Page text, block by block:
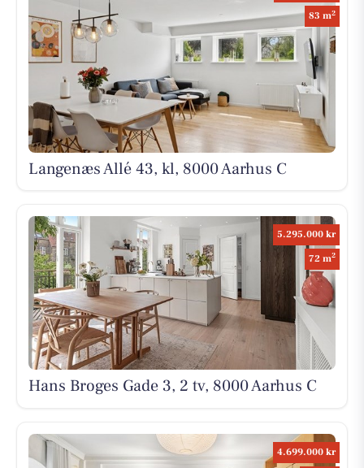
83 m2
Langenæs Allé 43, kl, 8000 Aarhus C
5.295.000 kr
72 m2
Hans Broges Gade 3, 2 tv, 8000 Aarhus C
4.699.000 kr